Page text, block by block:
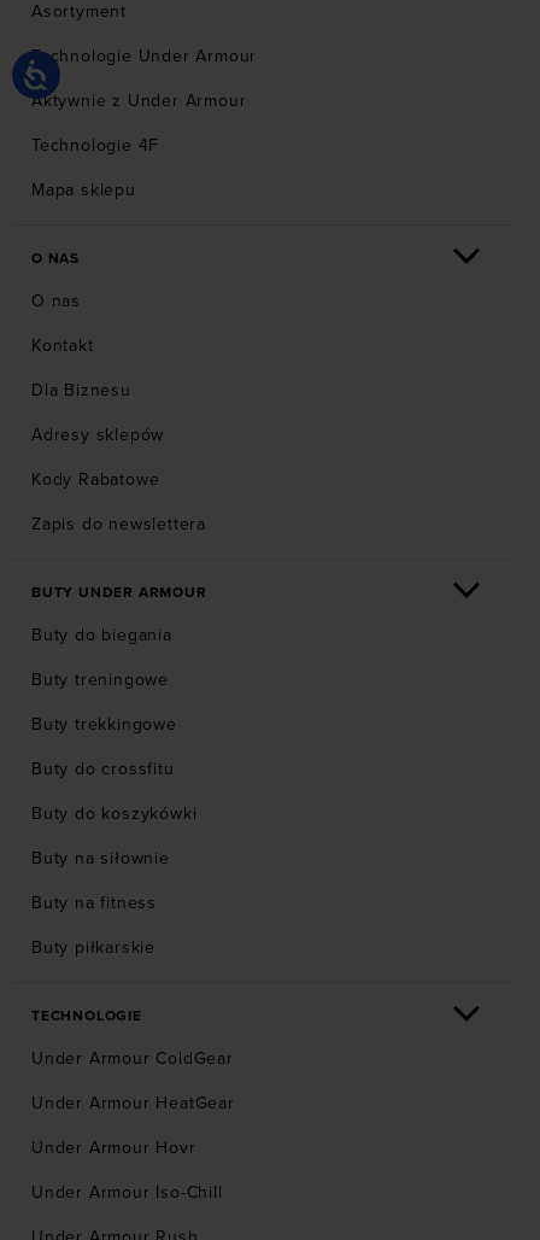
Asortyment
Technologie Under Armour
Aktywnie z Under Armour
Technologie 4F
Mapa sklepu
O NAS
O nas
Kontakt
Dla Biznesu
Adresy sklepów
Kody Rabatowe
Zapis do newslettera
BUTY UNDER ARMOUR
Buty do biegania
Buty treningowe
Buty trekkingowe
Buty do crossfitu
Buty do koszykówki
Buty na siłownie
Buty na fitness
Buty piłkarskie
TECHNOLOGIE
Under Armour ColdGear
Under Armour HeatGear
Under Armour Hovr
Under Armour Iso-Chill